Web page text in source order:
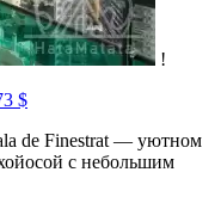
!
$
de Finestrat — уютном
с небольшим